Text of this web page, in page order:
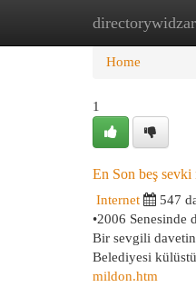
Home
Home
1
En Son beş
Internet 547
•2006 Senesinde
Bir sevgili
Belediyesi
mildon.htm